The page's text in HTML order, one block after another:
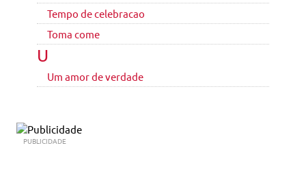
Tempo de celebracao
Toma come
U
Um amor de verdade
PUBLICIDADE